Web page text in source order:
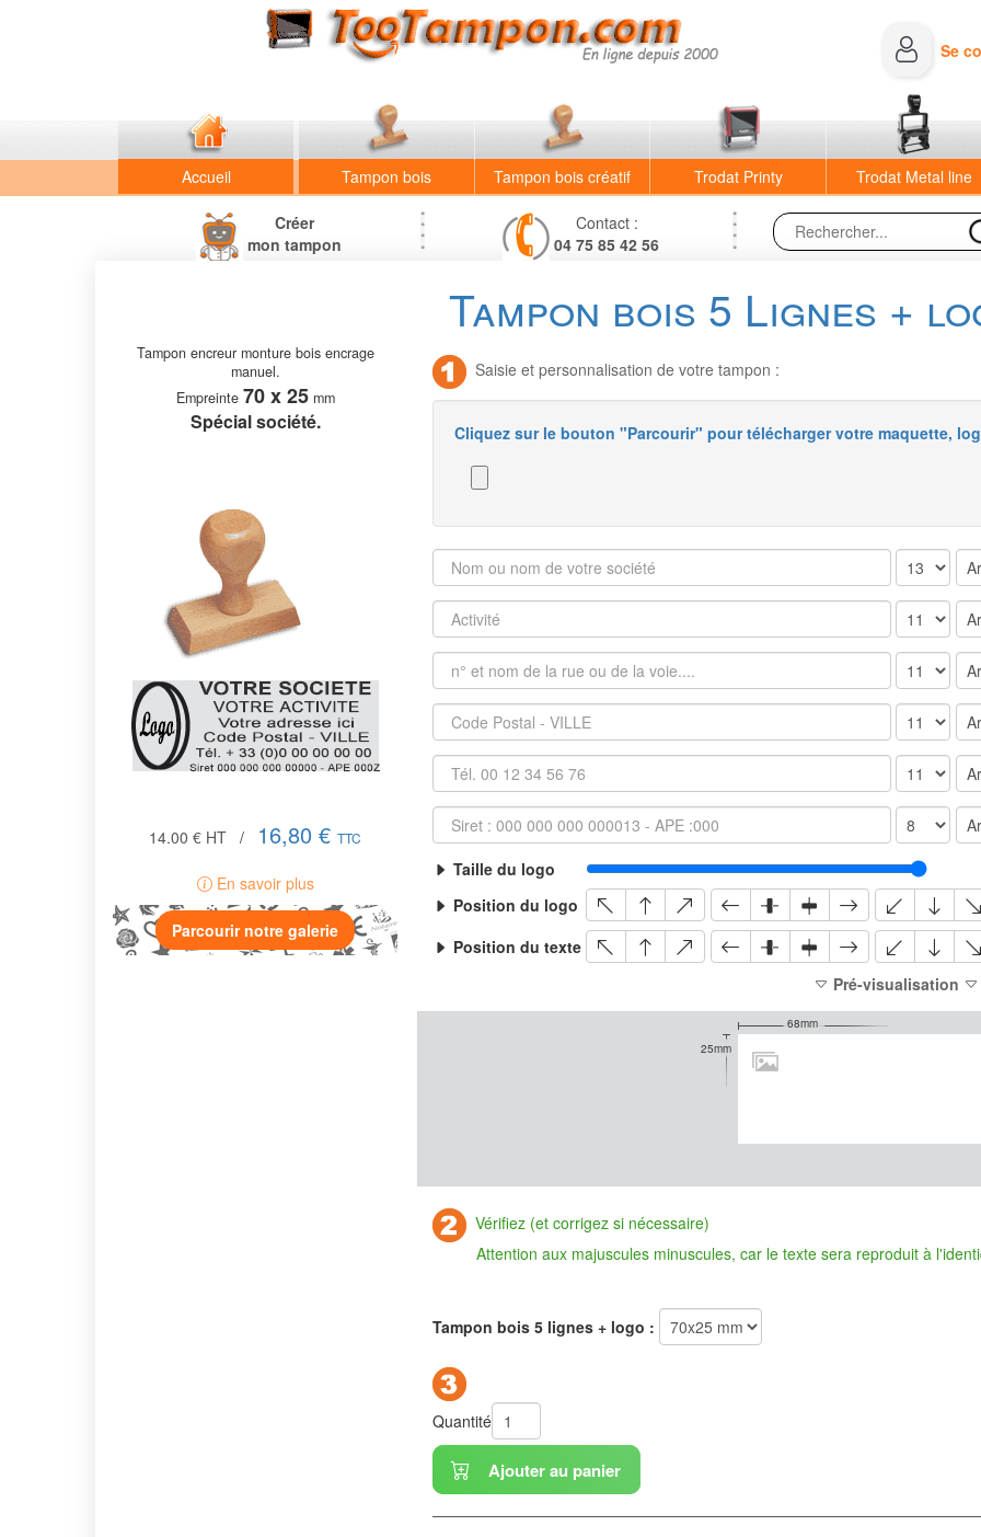
Se
Accueil Tampon bois Tampon bois créatif Trodat Printy Trodat Metal line
Créer
mon tampon
Contact :
04 75 85 42 56
Tampon bois 5 Lignes +
Tampon encreur monture bois encrage
manuel.
Empreinte 70 x 25mm
Spécial société.
14.00 € HT / 16,80 €TTC
En savoir plus
Parcourir notre galerie
Saisie et personnalisation de votre tampon :
Cliquez sur le bouton "Parcourir" pour télécharger votre maquette,
Taille du logo
Position du logo
Position du texte
Pré-visualisation
68mm
25mm
Vérifiez (et corrigez si nécessaire)
Attention aux majuscules minuscules, car le texte sera reproduit à
Tampon bois 5 lignes + logo :
Quantité
Ajouter au panier